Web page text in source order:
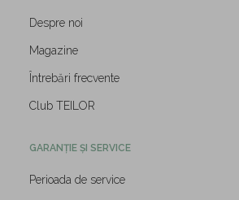
Despre noi
Magazine
Întrebări frecvente
Club TEILOR
GARANȚIE ȘI SERVICE
Perioada de service